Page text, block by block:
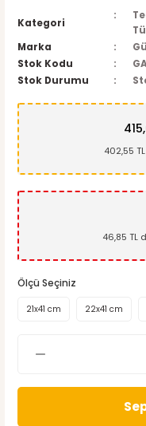
Kategori
Marka
Stok Kodu
Stok Durumu
402,55
46,85 TL
Ölçü Seçiniz
21x41 cm 22x41 cm